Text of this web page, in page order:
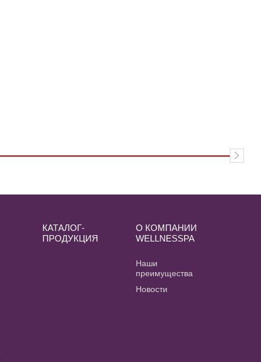
КАТАЛОГ-
ПРОДУКЦИЯ
О КОМПАНИИ
WELLNESSPA
Наши
преимущества
Новости